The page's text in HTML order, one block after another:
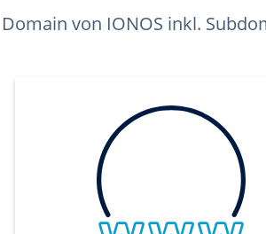
Domain von IONOS inkl.